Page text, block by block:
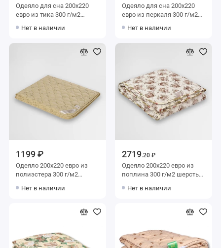
Одеяло для сна 200х220
евро из тика 300 г/м2
силиконизированное
Нет в наличии
Одеяло для сна 200х220
евро из перкаля 300 г/м2
силиконизированное
Нет в наличии
1199 ₽
Одеяло 200х220 евро из
полиэстера 300 г/м2
Столица текстиля
Нет в наличии
2719.20 ₽
Одеяло 200х220 евро из
поплина 300 г/м2 шерсть
Нет в наличии